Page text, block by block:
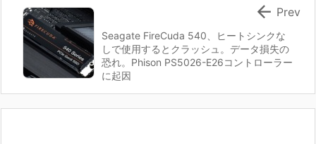
Seagate FireCuda 540、ヒートシンクな
しで使用するとクラッシュ。データ損失の
恐れ。Phison PS5026-E26コントローラー
に起因
 Prev